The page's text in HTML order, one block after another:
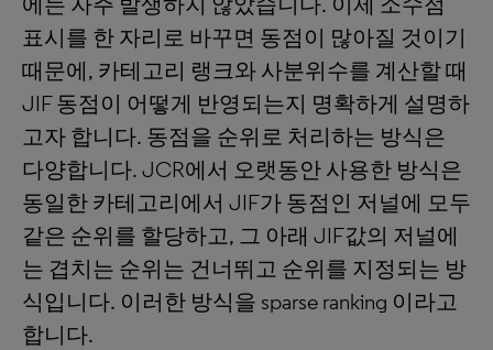
표시를 한 자리로 바꾸면 동점이 많아질 것이기
때문에, 카테고리 랭크와 사분위수를 계산할 때
JIF 동점이 어떻게 반영되는지 명확하게 설명하
고자 합니다. 동점을 순위로 처리하는 방식은
다양합니다. JCR에서 오랫동안 사용한 방식은
동일한 카테고리에서 JIF가 동점인 저널에 모두
같은 순위를 할당하고, 그 아래 JIF값의 저널에
는 겹치는 순위는 건너뛰고 순위를 지정되는 방
식입니다. 이러한 방식을 sparse ranking 이라고
합니다.